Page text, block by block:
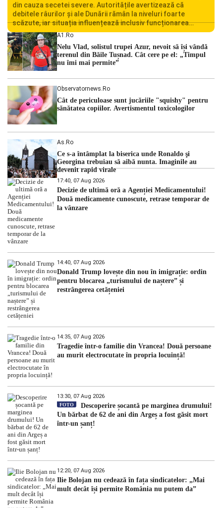
din cauza secetei severe. Autoritățile avertizează că
debitele râurilor și ale Dunării rămân la niveluri foarte
scăzute, iar situația influențează inclusiv funcționarea
Centralei Nucleare de la Cernavodă. România se confruntă
cu una dintre cele mai dificile perioade din punct de vedere
hidrologic din ultimii ani. Lipsa […]
A1.ro
Nelu Vlad, solistul trupei Azur, nevoit să își vândă
terenul din Băile Tușnad. Cât cere pe el: „Timpul
nu îmi mai permite”
Observatornews.ro
Cât de periculoase sunt jucăriile "squishy" pentru
sănătatea copiilor. Avertismentul toxicologilor
As.ro
Ce s-a întâmplat la biserica unde Ronaldo şi
Georgina trebuiau să aibă nunta. Imaginile au
devenit rapid virale
17:40, 07 Aug 2026
Decizie de ultimă oră a Agenției Medicamentului!
Două medicamente cunoscute, retrase temporar de
la vânzare
14:40, 07 Aug 2026
Donald Trump lovește din nou în imigrație: ordin
pentru blocarea „turismului de naștere” și
restrângerea cetățeniei
14:35, 07 Aug 2026
Tragedie într-o familie din Vrancea! Două persoane
au murit electrocutate în propria locuință!
13:30, 07 Aug 2026
FOTO
Descoperire șocantă pe marginea drumului!
Un bărbat de 62 de ani din Argeș a fost găsit mort
într-un șanț!
12:20, 07 Aug 2026
Ilie Bolojan nu cedează în fața sindicatelor: „Mai
mult decât își permite România nu putem da”